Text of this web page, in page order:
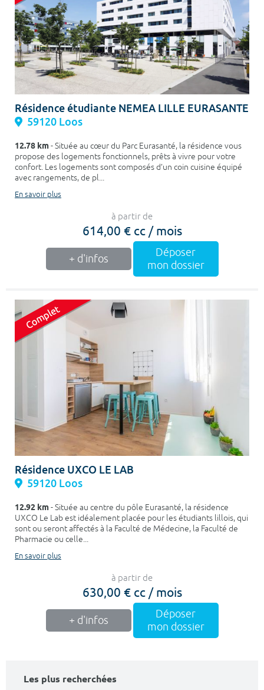
Résidence étudiante NEMEA LILLE EURASANTE
59120 Loos
12.78 km- Située au cœur du Parc Eurasanté, la résidence vous
propose des logements fonctionnels, prêts à vivre pour votre
confort. Les logements sont composés d’un coin cuisine équipé
avec rangements, de pl...
En savoir plus
à partir de
614,00 € cc / mois
+ d'infos
Déposer
mon dossier
Résidence UXCO LE LAB
59120 Loos
12.92 km- Située au centre du pôle Eurasanté, la résidence
UXCO Le Lab est idéalement placée pour les étudiants lillois, qui
sont ou seront affectés à la Faculté de Médecine, la Faculté de
Pharmacie ou celle...
En savoir plus
à partir de
630,00 € cc / mois
+ d'infos
Déposer
mon dossier
Les plus recherchées